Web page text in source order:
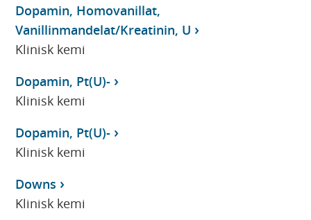
Dopamin, Homovanillat,
Vanillinmandelat/Kreatinin, U
Klinisk kemi
Dopamin, Pt(U)-
Klinisk kemi
Dopamin, Pt(U)-
Klinisk kemi
Downs
Klinisk kemi